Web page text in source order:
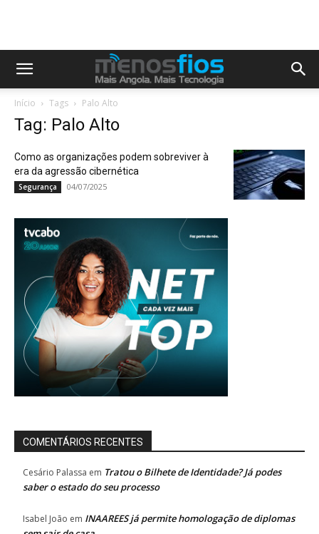
Início Tags Palo Alto
Tag: Palo Alto
Como as organizações podem sobreviver à
era da agressão cibernética
Segurança 04/07/2025
COMENTÁRIOS RECENTES
Cesário Palassa em Tratou o Bilhete de Identidade? Já podes
saber o estado do seu processo
Isabel João em INAAREES já permite homologação de diplomas